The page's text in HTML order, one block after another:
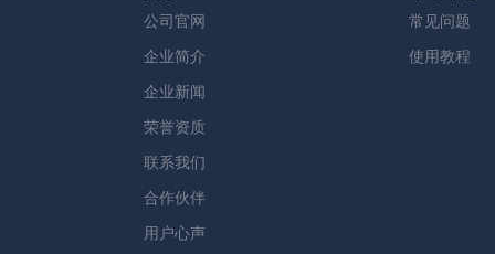
公司官网
企业简介
企业新闻
荣誉资质
联系我们
合作伙伴
用户心声
常见问题
使用教程